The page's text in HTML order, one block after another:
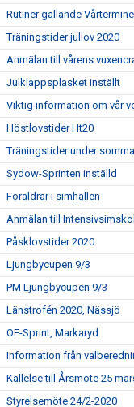
Rutiner gällande
Träningstider jullov 2020
Anmälan till vårens
Julklappsplasket inställt
Viktig information om vår
Höstlovstider Ht20
Träningstider under
Sydow-Sprinten inställd
Föräldrar i simhallen
Anmälan till
Påsklovstider 2020
Ljungbycupen 9/3
PM Ljungbycupen 9/3
Länstrofén 2020, Nässjö
OF-Sprint, Markaryd
Information från
Kallelse till Årsmöte 25
Styrelsemöte 24/2-2020